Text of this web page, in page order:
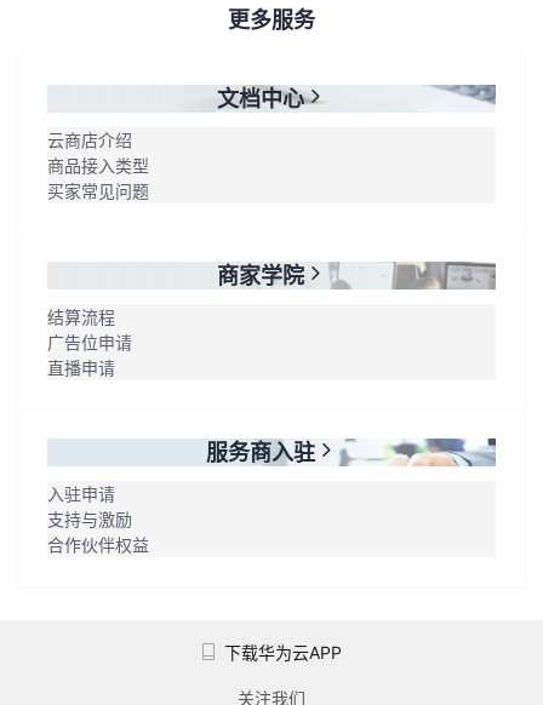
更多服务
文档中心
云商店介绍
商品接入类型
买家常见问题
商家学院
结算流程
广告位申请
直播申请
服务商入驻
入驻申请
支持与激励
合作伙伴权益
下载华为云APP
关注我们